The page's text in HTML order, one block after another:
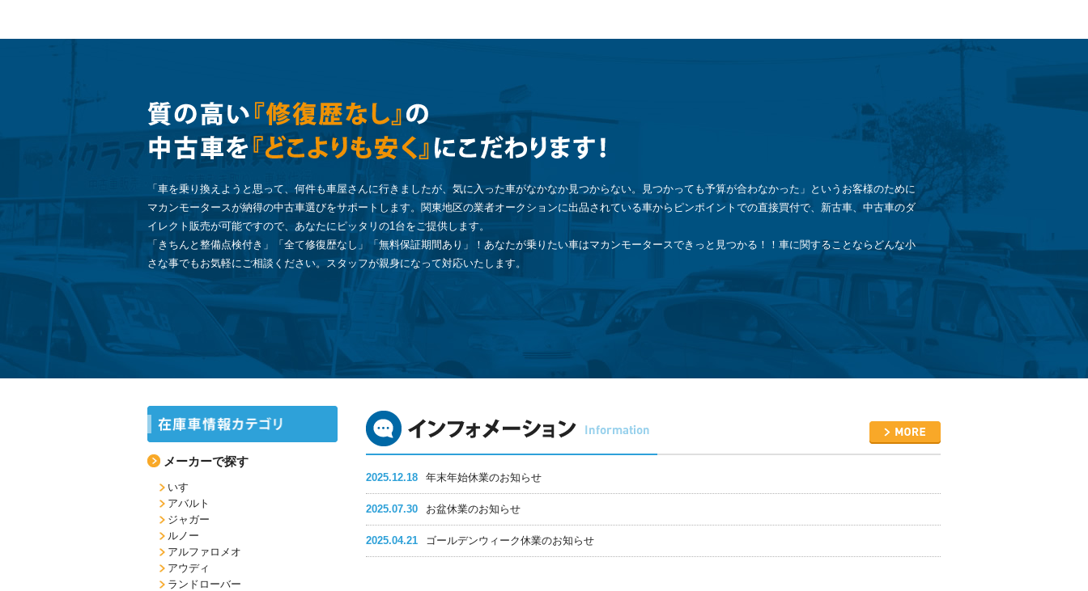
「車を乗り換えようと思って、何件も車屋さんに行きましたが、気に入った車がなかなか見つからない。見つかっても予算が合わなかった」というお客様のために
マカンモータースが納得の中古車選びをサポートします。関東地区の業者オークションに出品されている車からピンポイントでの直接買付で、新古車、中古車のダ
イレクト販売が可能ですので、あなたにピッタリの1台をご提供します。
「きちんと整備点検付き」「全て修復歴なし」「無料保証期間あり」！あなたが乗りたい車はマカンモータースできっと見つかる！！車に関することならどんな小
さな事でもお気軽にご相談ください。スタッフが親身になって対応いたします。
2025.12.18 年末年始休業のお知らせ
2025.07.30 お盆休業のお知らせ
2025.04.21 ゴールデンウィーク休業のお知らせ
メーカーで探す
いすゞ
アバルト
ジャガー
ルノー
アルファロメオ
アウディ
ランドローバー